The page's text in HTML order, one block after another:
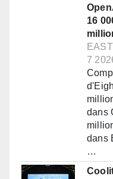
16
7
dans
dans
…